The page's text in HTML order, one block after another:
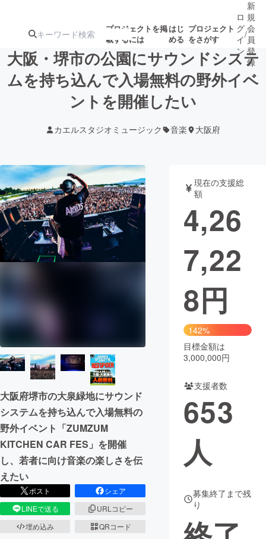
プロジェクトを掲
載するには
はじ
める
プロジェクト
をさがす
注目のリ
注目の新着プロ
ジェクト
募集終了が近いプ
テクノロジー・ガジェット
映像・映画 書籍・雑誌
ビジネス・起業 チャレンジ
CAMPFIRE Creation
CAMPFIREふるさと納税machi-ya コミュニティ
ロ
グ
イ
ン
/
新
規
会
員
登
録
大阪・堺市の公園にサウンドシステ
ムを持ち込んで入場無料の野外イベ
ントを開催したい
カエルスタジオミュージック 音楽 大阪府
大阪府堺市の大泉緑地にサウンド
システムを持ち込んで入場無料の
野外イベント「ZUMZUM
KITCHEN CAR FES」を開催
し、若者に向け音楽の楽しさを伝
えたい
ポスト
シェア
LINEで送る
URLコピー
埋め込み
QRコード
現在の支援総
額
4,26
7,22
8円
142%
目標金額は
3,000,000円
支援者数
653
人
募集終了まで残
り